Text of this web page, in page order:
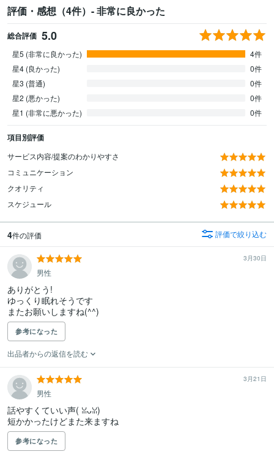
評価・感想（4件）- 非常に良かった
総合評価 5.0
星5 (非常に良かった)
4件
星4 (良かった)
0件
星3 (普通)
0件
星2 (悪かった)
0件
星1 (非常に悪かった)
0件
項目別評価
サービス内容/提案のわかりやすさ
コミュニケーション
クオリティ
スケジュール
4件の評価 評価で絞り込む
3月30日
男性
ありがとう!
ゆっくり眠れそうです
またお願いしますね(⁠^⁠^⁠)
参考になった
出品者からの返信を読む
3月21日
男性
話やすくていい声(⁠ ⁠ꈍ⁠ᴗ⁠ꈍ⁠)
短かかったけどまた来ますね
参考になった